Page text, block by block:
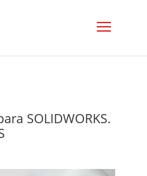
SOLIDWORKS.